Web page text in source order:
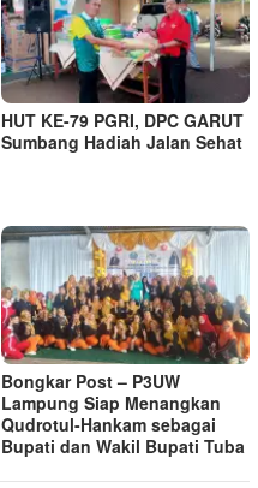
HUT KE-79 PGRI, DPC GARUT
Sumbang Hadiah Jalan Sehat
Bongkar Post – P3UW
Lampung Siap Menangkan
Qudrotul-Hankam sebagai
Bupati dan Wakil Bupati Tuba